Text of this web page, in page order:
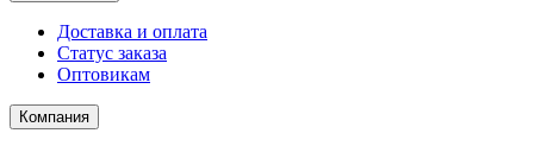
Доставка и оплата
Статус заказа
Оптовикам
Компания